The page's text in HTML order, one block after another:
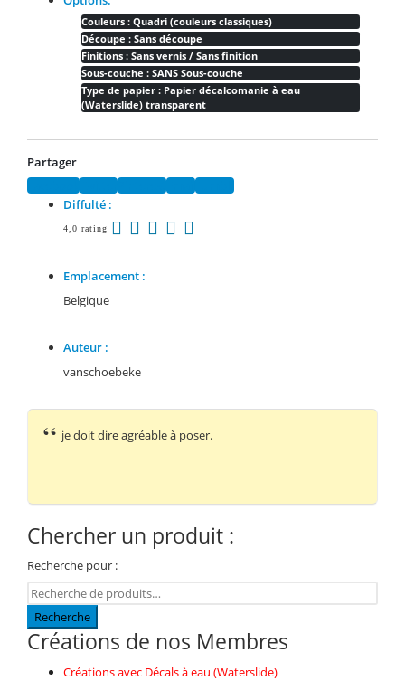
Couleurs : Quadri (couleurs classiques)
Découpe : Sans découpe
Finitions : Sans vernis / Sans finition
Sous-couche : SANS Sous-couche
Type de papier : Papier décalcomanie à eau
(Waterslide) transparent
Partager
FacebookTwitterPinterestEmailTumblr
Diffulté :
4,0 rating
Emplacement :
Belgique
Auteur :
vanschoebeke
je doit dire agréable à poser.
Chercher un produit :
Recherche pour :
Recherche
Créations de nos Membres
Créations avec Décals à eau (Waterslide)